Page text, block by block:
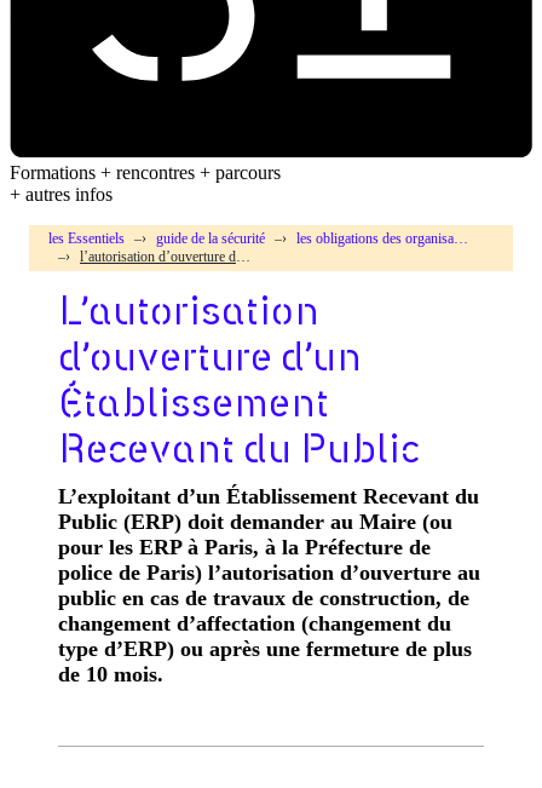
Formations + rencontres + parcours
+ autres infos
les Essentiels guide de la sécurité
L’autorisation
d’ouverture d’un
Établissement
Recevant du Public
L’exploitant d’un Établissement Recevant du
Public (ERP) doit demander au Maire (ou
pour les ERP à Paris, à la Préfecture de
police de Paris) l’autorisation d’ouverture au
public en cas de travaux de construction, de
changement d’affectation (changement du
type d’ERP) ou après une fermeture de plus
de 10 mois.